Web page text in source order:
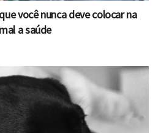
você nunca deve colocar na
a saúde